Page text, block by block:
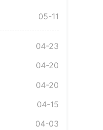
05-11
04-23
04-20
04-20
04-15
04-03